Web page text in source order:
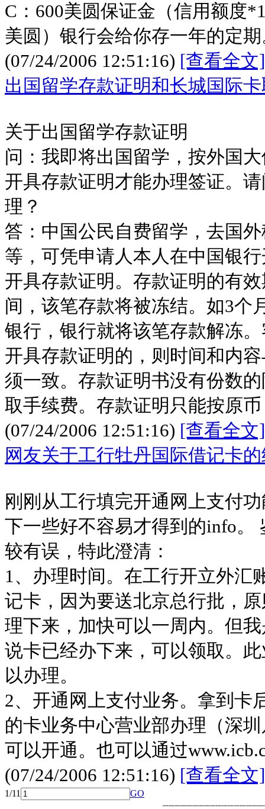
C：600美圆保证金（信用额度
美圆）银行会给你存一年的定
(07/24/2006 12:51:16) [查看全文]
出国留学存款证明和长城国际
关于出国留学存款证明
问：我即将出国留学，按外国
开具存款证明才能办理签证。
理？
答：中国公民自费留学，去国
等，可凭申请人本人在中国银
开具存款证明。存款证明的有
间，该笔存款将被冻结。如3个
银行，银行就将该笔存款解冻
开具存款证明的，则时间和内
须一致。存款证明书没有份数
取手续费。存款证明只能按原币
(07/24/2006 12:51:16) [查看全文]
网友关于工行牡丹国际借记卡
刚刚从工行填完开通网上支付
下一些好不容易才得到的info。
较有误，特此澄清：
1、办理时间。在工行开立外汇
记卡，因为要送北京总行批，
理下来，加快可以一周内。但
说卡已经办下来，可以领取。
以办理。
2、开通网上支付业务。拿到卡
的卡业务中心营业部办理（深
可以开通。也可以通过
(07/24/2006 12:51:16) [查看全文]
1/11
GO